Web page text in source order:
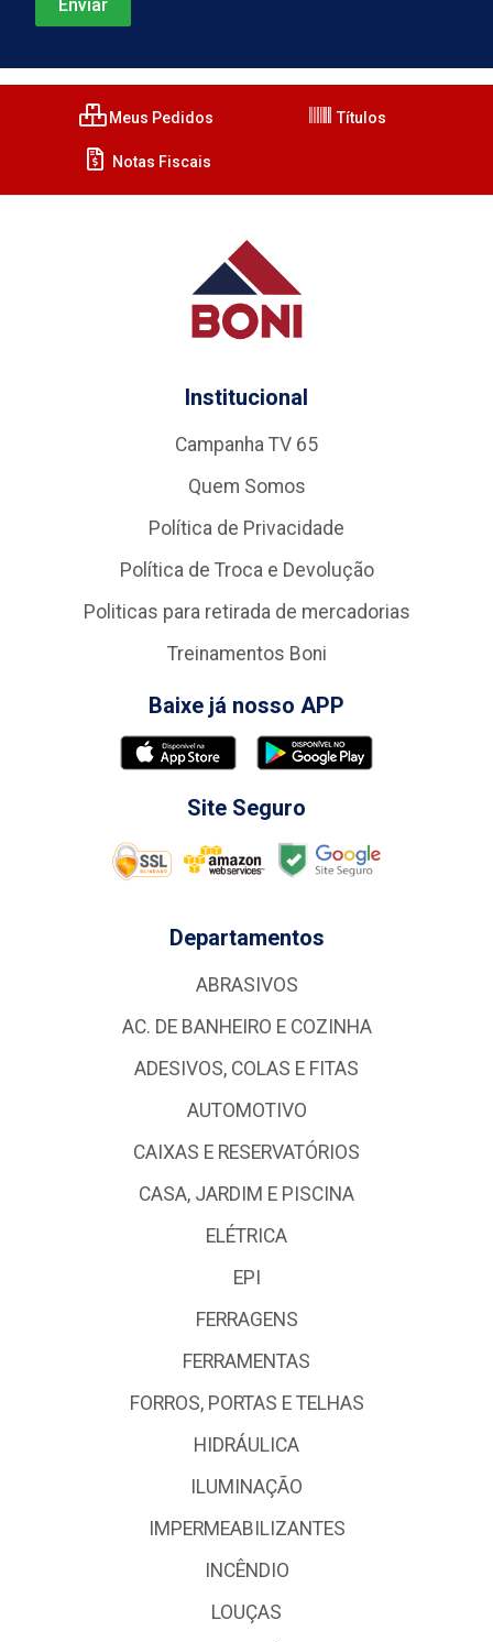
Meus Pedidos Títulos
Notas Fiscais
Institucional
Campanha TV 65
Quem Somos
Política de Privacidade
Política de Troca e Devolução
Politicas para retirada de mercadorias
Treinamentos Boni
Baixe já nosso APP
Site Seguro
Departamentos
ABRASIVOS
AC. DE BANHEIRO E COZINHA
ADESIVOS, COLAS E FITAS
AUTOMOTIVO
CAIXAS E RESERVATÓRIOS
CASA, JARDIM E PISCINA
ELÉTRICA
EPI
FERRAGENS
FERRAMENTAS
FORROS, PORTAS E TELHAS
HIDRÁULICA
ILUMINAÇÃO
IMPERMEABILIZANTES
INCÊNDIO
LOUÇAS